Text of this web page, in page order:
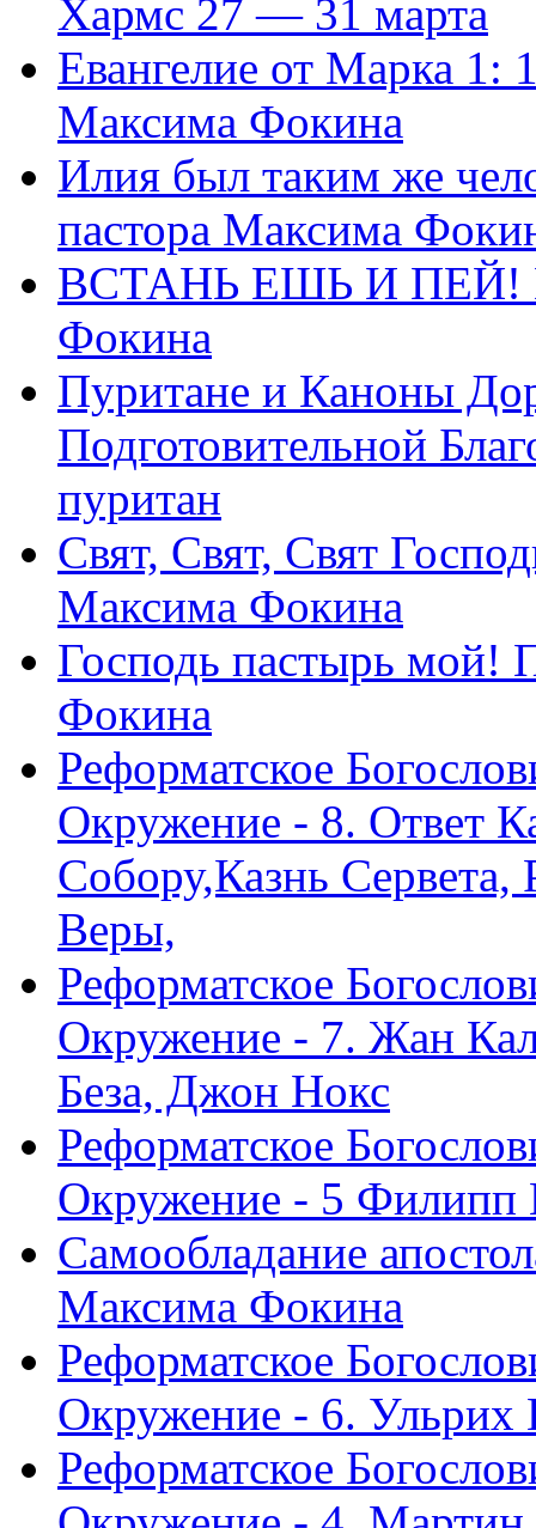
Хармс 27 — 31 марта
Евангелие от Марка 1:
Максима Фокина
Илия был таким же
пастора Максима
ВСТАНЬ ЕШЬ И ПЕЙ!
Фокина
Пуритане и Каноны
Подготовительной
пуритан
Свят, Свят, Свят
Максима Фокина
Господь пастырь мой!
Фокина
Реформатское
Окружение - 8. Ответ
Собору,Казнь Сервета,
Веры,
Реформатское
Окружение - 7. Жан
Беза, Джон Нокс
Реформатское
Окружение - 5 Филипп
Самообладание
Максима Фокина
Реформатское
Окружение - 6. Ульрих
Реформатское